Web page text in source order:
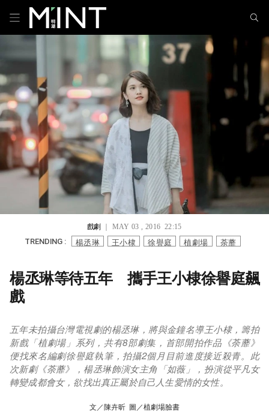
戲劇｜ MAY 03 , 2016 22:15
TRENDING : 楊丞琳 王小棣 徐譽庭 植劇場 荼蘼
楊丞琳等待五年 攜手王小棣徐譽庭飆
戲
五年未拍攝台灣電視劇的楊丞琳，將與金鐘名導王小棣，籌拍
新戲「植劇場」系列，共有8部劇集，首部開拍作品《荼蘼》
便找來名編劇徐譽庭執筆，拍攝2個月目前進度接近殺青。此
次新劇《荼蘼》，楊丞琳飾演女主角「如薇」，扮演從平凡女
轉變成都會女，欲找出真正屬於自己人生愛情的女性。
文／陳卉昕 圖／植劇場臉書